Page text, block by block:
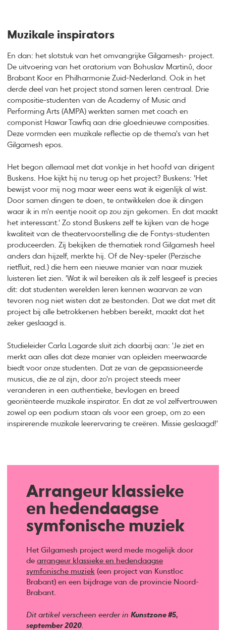
Muzikale inspirators
En dan: het slotstuk van het omvangrijke Gilgamesh- project.
De uitvoering van het oratorium van Bohuslav Martinů, door
Brabant Koor en Philharmonie Zuid-Nederland. Ook in het
derde deel van het project stond samen leren centraal. Drie
compositie-studenten van de Academy of Music and
Performing Arts (AMPA) werkten samen met coach en
componist Hawar Tawfiq aan drie gloednieuwe composities.
Deze vormden een muzikale reflectie op de thema's van het
Gilgamesh epos.
Het begon allemaal met dat vonkje in het hoofd van dirigent
Buskens. Hoe kijkt hij nu terug op het project? Buskens: 'Het
bewijst voor mij nog maar weer eens wat ik eigenlijk al wist.
Door samen dingen te doen, te ontwikkelen doe ik dingen
waar ik in m'n eentje nooit op zou zijn gekomen. En dat maakt
het interessant.' Zo stond Buskens zelf te kijken van de hoge
kwaliteit van de theatervoorstelling die de Fontys-studenten
produceerden. Zij bekijken de thematiek rond Gilgamesh heel
anders dan hijzelf, merkte hij. Of de Ney-speler (Perzische
rietfluit, red.) die hem een nieuwe manier van naar muziek
luisteren liet zien. 'Wat ik wil bereiken als ik zelf lesgeef is precies
dit: dat studenten werelden leren kennen waarvan ze van
tevoren nog niet wisten dat ze bestonden. Dat we dat met dit
project bij alle betrokkenen hebben bereikt, maakt dat het
zeker geslaagd is.
Studieleider Carla Lagarde sluit zich daarbij aan: 'Je ziet en
merkt aan alles dat deze manier van opleiden meerwaarde
biedt voor onze studenten. Dat ze van de gepassioneerde
musicus, die ze al zijn, door zo'n project steeds meer
veranderen in een authentieke, bevlogen en breed
georiënteerde muzikale inspirator. En dat ze vol zelfvertrouwen
zowel op een podium staan als voor een groep, om zo een
inspirerende muzikale leerervaring te creëren. Missie geslaagd!'
Arrangeur klassieke
en hedendaagse
symfonische muziek
Het Gilgamesh project werd mede mogelijk door
de arrangeur klassieke en hedendaagse
symfonische muziek(een project van Kunstloc
Brabant) en een bijdrage van de provincie Noord-
Brabant.
Dit artikel verscheen eerder in Kunstzone #5,
september 2020.